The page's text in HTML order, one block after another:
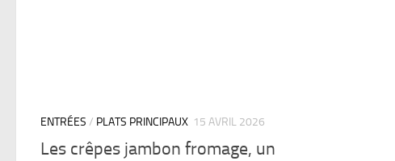
ENTRÉES / PLATS PRINCIPAUX 15 AVRIL 2026
Les crêpes jambon fromage, un